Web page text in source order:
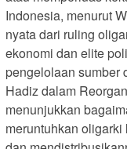
Indonesia, menurut
nyata dari ruling
ekonomi dan elite
pengelolaan sumber
Hadiz dalam
menunjukkan
meruntuhkan